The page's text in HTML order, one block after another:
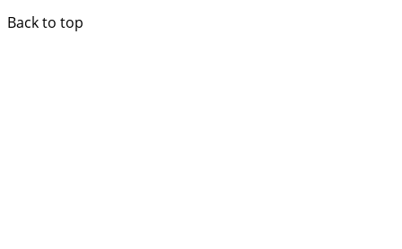
Back to top